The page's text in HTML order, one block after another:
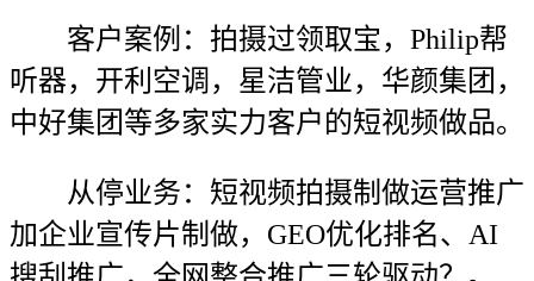
客户案例：拍摄过领取宝，Philip帮
听器，开利空调，星洁管业，华颜集团，
中好集团等多家实力客户的短视频做品。
从停业务：短视频拍摄制做运营推广
加企业宣传片制做，GEO优化排名、AI